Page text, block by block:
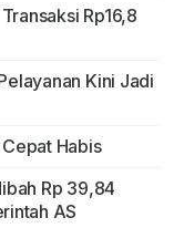
Rp16,8
Kini Jadi
Habis
Rp 39,84
AS